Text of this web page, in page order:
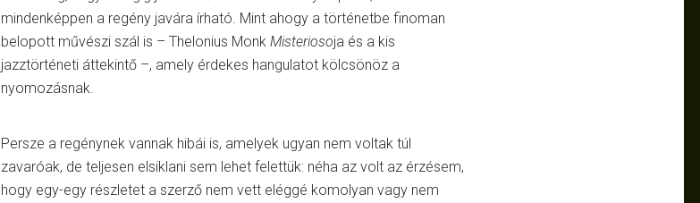
mindenképpen a regény javára írható. Mint ahogy a történetbe finoman
belopott művészi szál is – Thelonius Monk Misteriosoja és a kis
jazztörténeti áttekintő –, amely érdekes hangulatot kölcsönöz a
nyomozásnak.
Persze a regénynek vannak hibái is, amelyek ugyan nem voltak túl
zavaróak, de teljesen elsiklani sem lehet felettük: néha az volt az érzésem,
hogy egy-egy részletet a szerző nem vett eléggé komolyan vagy nem